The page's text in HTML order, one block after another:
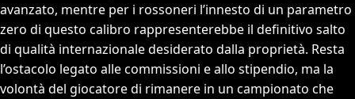
avanzato, mentre per i rossoneri l’innesto di un parametro
zero di questo calibro rappresenterebbe il definitivo salto
di qualità internazionale desiderato dalla proprietà. Resta
l’ostacolo legato alle commissioni e allo stipendio, ma la
volontà del giocatore di rimanere in un campionato che